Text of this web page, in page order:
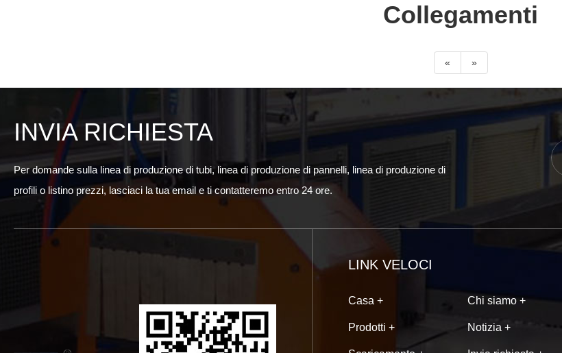
Collegamenti
« »
INVIA RICHIESTA
Per domande sulla linea di produzione di tubi, linea di produzione di pannelli, linea di produzione di
profili o listino prezzi, lasciaci la tua email e ti contatteremo entro 24 ore.
LINK VELOCI
Casa + Chi siamo +
Prodotti + Notizia +